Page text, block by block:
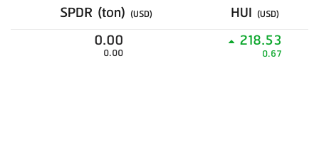
SPDR (ton) (USD) HUI (USD)
0.00
0.00
218.53
0.67